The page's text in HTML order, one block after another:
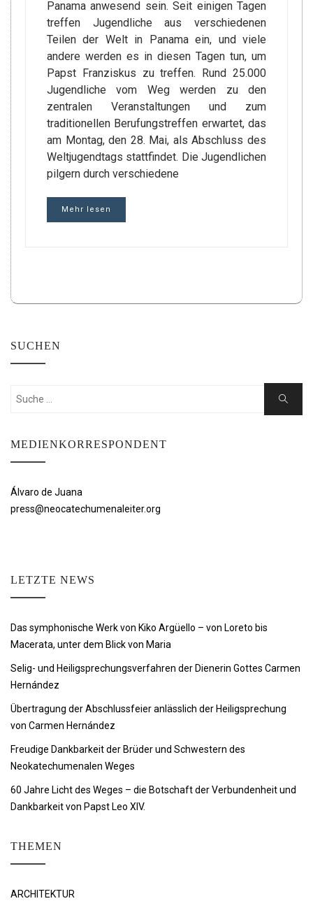
Panama anwesend sein. Seit einigen Tagen
treffen Jugendliche aus verschiedenen
Teilen der Welt in Panama ein, und viele
andere werden es in diesen Tagen tun, um
Papst Franziskus zu treffen. Rund 25.000
Jugendliche vom Weg werden zu den
zentralen Veranstaltungen und zum
traditionellen Berufungstreffen erwartet, das
am Montag, den 28. Mai, als Abschluss des
Weltjugendtags stattfindet. Die Jugendlichen
pilgern durch verschiedene
Mehr lesen
SUCHEN
Suchen
Suche
MEDIENKORRESPONDENT
Álvaro de Juana
press@neocatechumenaleiter.org
LETZTE NEWS
Das symphonische Werk von Kiko Argüello – von Loreto bis
Macerata, unter dem Blick von Maria
Selig- und Heiligsprechungsverfahren der Dienerin Gottes Carmen
Hernández
Übertragung der Abschlussfeier anlässlich der Heiligsprechung
von Carmen Hernández
Freudige Dankbarkeit der Brüder und Schwestern des
Neokatechumenalen Weges
60 Jahre Licht des Weges – die Botschaft der Verbundenheit und
Dankbarkeit von Papst Leo XIV.
THEMEN
ARCHITEKTUR